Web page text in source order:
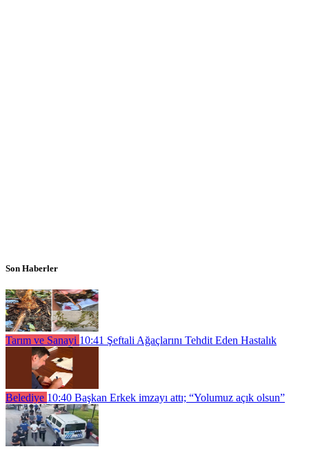
Son Haberler
Tarım ve Sanayi 10:41 Şeftali Ağaçlarını Tehdit Eden Hastalık
Belediye 10:40 Başkan Erkek imzayı attı; “Yolumuz açık olsun”